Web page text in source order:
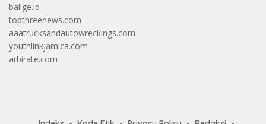
balige.id
topthreenews.com
aaatrucksandautowreckings.com
youthlinkjamica.com
arbirate.com